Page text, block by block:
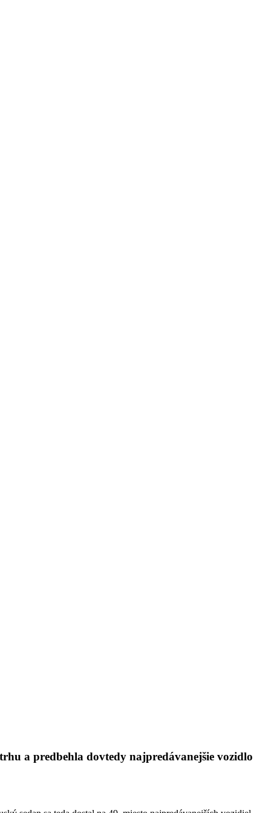
a predbehla dovtedy najpredávanejšie vozidlo